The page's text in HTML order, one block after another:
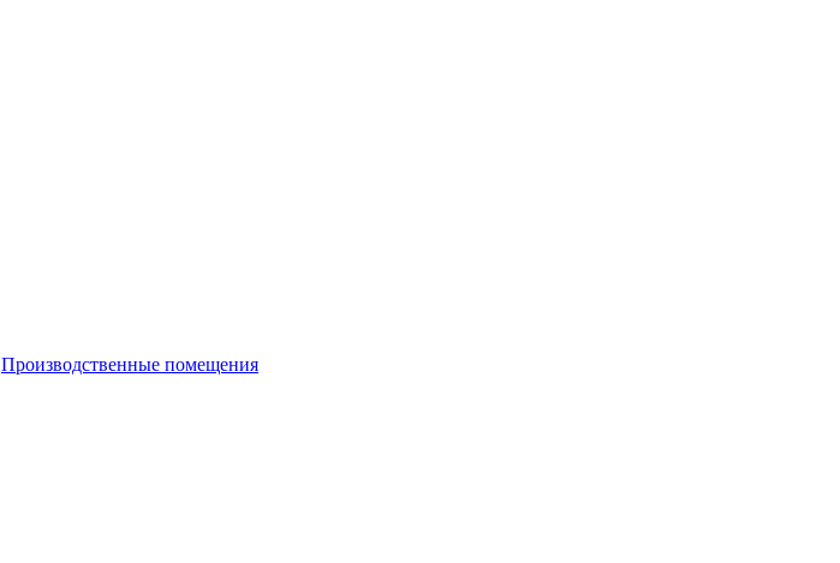
Производственные помещения